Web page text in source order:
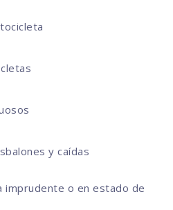
y caídas
imprudente o en estado de